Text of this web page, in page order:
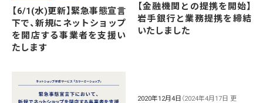
【6/1(水)更新】緊急事態宣言
下で、新規にネットショップ
を開店する事業者を支援い
たします
【金融機関との提携を開始】
岩手銀行と業務提携を締結
いたしました
2020年12月4日 （2024年4月17日 更